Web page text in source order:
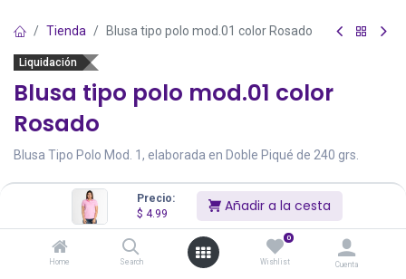
Precio:
$ 4.99 Añadir a la cesta
Home Search
0
Wishlist Cuenta
Tienda Blusa tipo polo mod.01 color Rosado
Liquidación
Blusa tipo polo mod.01 color
Rosado
Blusa Tipo Polo Mod. 1, elaborada en Doble Piqué de 240 grs.
$4.99 $10.00
Precios incluyen IVA
Existencias Totales:35
Stock